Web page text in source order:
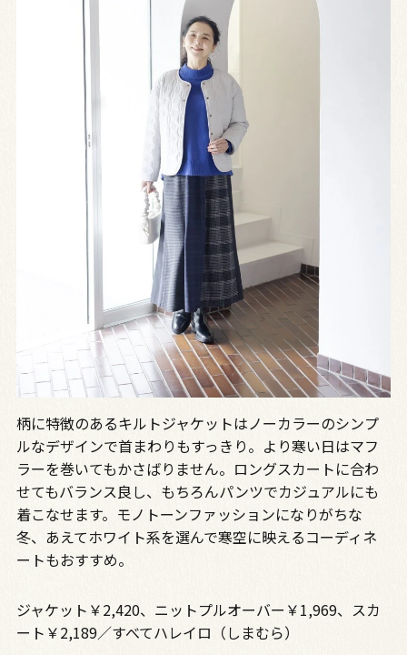
柄に特徴のあるキルトジャケットはノーカラーのシンプ
ルなデザインで首まわりもすっきり。より寒い日はマフ
ラーを巻いてもかさばりません。ロングスカートに合わ
せてもバランス良し、もちろんパンツでカジュアルにも
着こなせます。モノトーンファッションになりがちな
冬、あえてホワイト系を選んで寒空に映えるコーディネ
ートもおすすめ。
ジャケット￥2,420、ニットプルオーバー￥1,969、スカ
ート￥2,189／すべてハレイロ（しまむら）